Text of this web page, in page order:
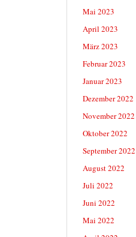
Mai 2023
April 2023
März 2023
Februar 2023
Januar 2023
Dezember 2022
November 2022
Oktober 2022
September 2022
August 2022
Juli 2022
Juni 2022
Mai 2022